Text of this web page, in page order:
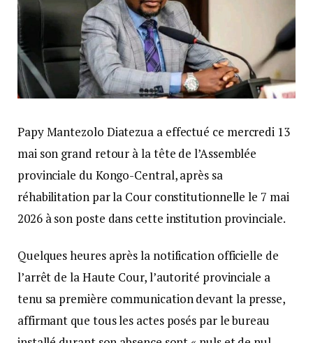
Papy Mantezolo Diatezua a effectué ce mercredi 13
mai son grand retour à la tête de l’Assemblée
provinciale du Kongo-Central, après sa
réhabilitation par la Cour constitutionnelle le 7 mai
2026 à son poste dans cette institution provinciale.
Quelques heures après la notification officielle de
l’arrêt de la Haute Cour, l’autorité provinciale a
tenu sa première communication devant la presse,
affirmant que tous les actes posés par le bureau